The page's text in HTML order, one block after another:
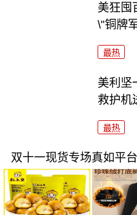
美狂囤
\"铜牌
最热
美利坚
救护机
最热
双十一现货专场真如平